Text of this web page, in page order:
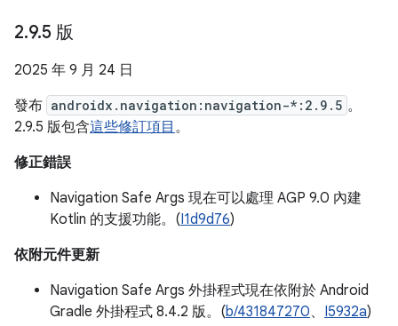
2.9.5 版
2025 年 9 月 24 日
發布 androidx.navigation:navigation-*:2.9.5 。
2.9.5 版包含這些修訂項目 。
修正錯誤
Navigation Safe Args 現在可以處理 AGP 9.0 內建
Kotlin 的支援功能。(I1d9d76)
依附元件更新
Navigation Safe Args 外掛程式現在依附於 Android
Gradle 外掛程式 8.4.2 版。(b/431847270、 I5932a)